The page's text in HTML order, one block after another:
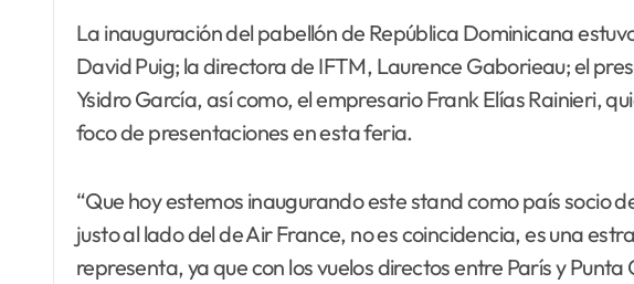
La inauguración del pabellón de República Dominicana
David Puig; la directora de IFTM, Laurence Gaborieau; el
Ysidro García, así como, el empresario Frank Elías Rainieri,
foco de presentaciones en esta feria.
“Que hoy estemos inaugurando este stand como país socio
justo al lado del de Air France, no es coincidencia, es una
representa, ya que con los vuelos directos entre París y